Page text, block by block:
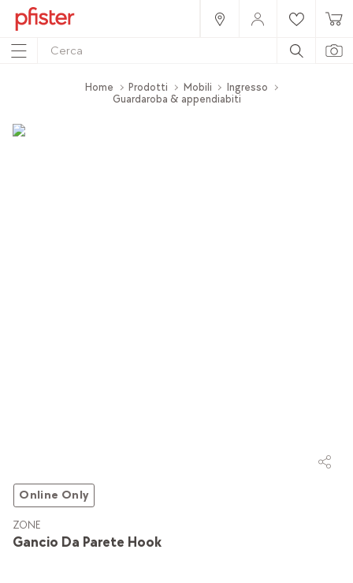
Home Prodotti Mobili
Ingresso
Guardaroba & appendiabiti
Online Only
Gancio Da Parete Hook
ZONE